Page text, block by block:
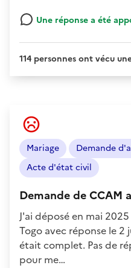
Une réponse a été
114 personnes ont vécu
Demande de CCAM
l'usager
:
Négatif
Mariage
Demande
Acte d'état civil
J'ai déposé en mai
Togo avec réponse le
était complet. Pas de
pour me…